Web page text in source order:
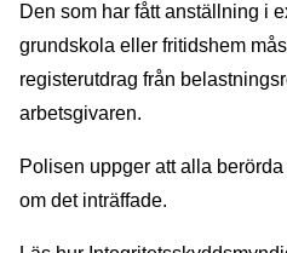
Den som har fått anställning i
grundskola eller fritidshem
registerutdrag från
arbetsgivaren.
Polisen uppger att alla
om det inträffade.